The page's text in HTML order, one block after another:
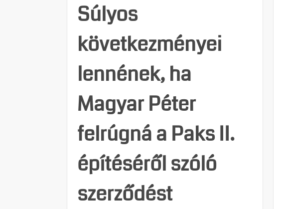
Súlyos
következményei
lennének, ha
Magyar Péter
felrúgná a Paks II.
építéséről szóló
szerződést